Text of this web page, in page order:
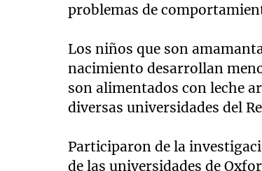
problemas de
Los niños que son
nacimiento desarrollan
son alimentados con leche
diversas universidades del
Participaron de la
de las universidades de